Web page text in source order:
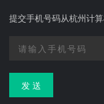
提交手机号码从杭州计
发 送